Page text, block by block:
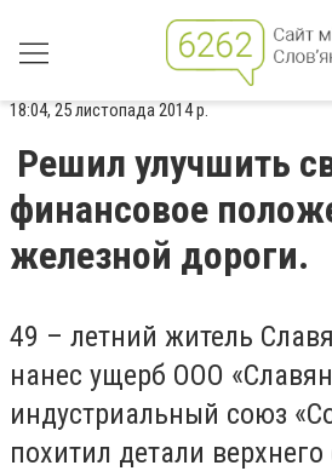
18:04, 25 листопада 2014 р.
Решил улучшить
финансовое
железной дороги.
49 – летний житель
нанес ущерб ООО
индустриальный союз
похитил детали